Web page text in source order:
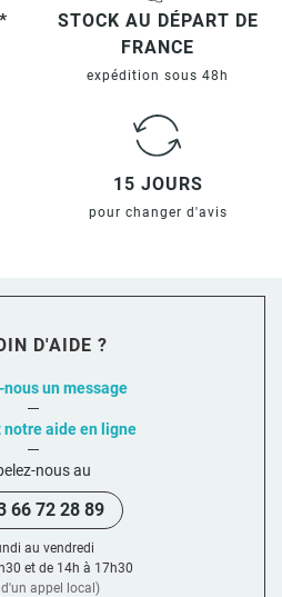
STOCK AU DÉPART DE
FRANCE
expédition sous 48h
15 JOURS
pour changer d'avis
D'AIDE ?
nous un message
notre aide en ligne
nous au
66 72 28 89
au vendredi
et de 14h à 17h30
appel local)